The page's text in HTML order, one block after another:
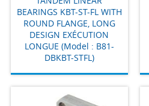
BEARINGS KBT-ST-FL WITH
ROUND FLANGE, LONG
DESIGN EXÉCUTION
LONGUE (Model : B81-
DBKBT-STFL)